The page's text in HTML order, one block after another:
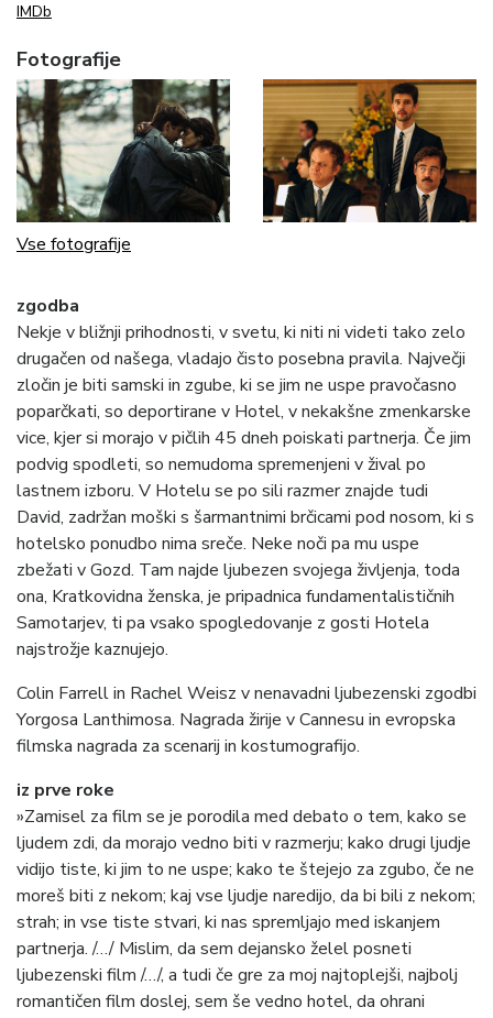
IMDb
Fotografije
Vse fotografije
zgodba
Nekje v bližnji prihodnosti, v svetu, ki niti ni videti tako zelo
drugačen od našega, vladajo čisto posebna pravila. Največji
zločin je biti samski in zgube, ki se jim ne uspe pravočasno
poparčkati, so deportirane v Hotel, v nekakšne zmenkarske
vice, kjer si morajo v pičlih 45 dneh poiskati partnerja. Če jim
podvig spodleti, so nemudoma spremenjeni v žival po
lastnem izboru. V Hotelu se po sili razmer znajde tudi
David, zadržan moški s šarmantnimi brčicami pod nosom, ki s
hotelsko ponudbo nima sreče. Neke noči pa mu uspe
zbežati v Gozd. Tam najde ljubezen svojega življenja, toda
ona, Kratkovidna ženska, je pripadnica fundamentalističnih
Samotarjev, ti pa vsako spogledovanje z gosti Hotela
najstrožje kaznujejo.
Colin Farrell in Rachel Weisz v nenavadni ljubezenski zgodbi
Yorgosa Lanthimosa. Nagrada žirije v Cannesu in evropska
filmska nagrada za scenarij in kostumografijo.
iz prve roke
»Zamisel za film se je porodila med debato o tem, kako se
ljudem zdi, da morajo vedno biti v razmerju; kako drugi ljudje
vidijo tiste, ki jim to ne uspe; kako te štejejo za zgubo, če ne
moreš biti z nekom; kaj vse ljudje naredijo, da bi bili z nekom;
strah; in vse tiste stvari, ki nas spremljajo med iskanjem
partnerja. /…/ Mislim, da sem dejansko želel posneti
ljubezenski film /…/, a tudi če gre za moj najtoplejši, najbolj
romantičen film doslej, sem še vedno hotel, da ohrani